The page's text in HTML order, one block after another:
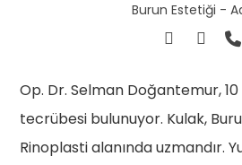
Burun Estetiği -
Op. Dr. Selman Doğantemur, 10
tecrübesi bulunuyor. Kulak,
Rinoplasti alanında uzmandır.